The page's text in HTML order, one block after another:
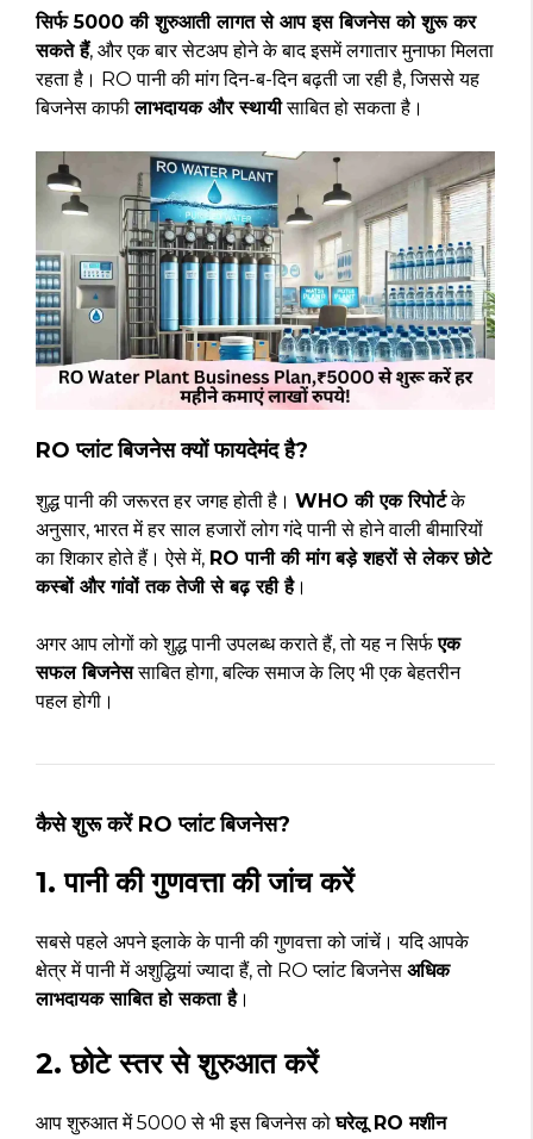
सिर्फ ₹5000 की शुरुआती लागत से आप इस बिजनेस को शुरू कर
सकते हैं, और एक बार सेटअप होने के बाद इसमें लगातार मुनाफा मिलता
रहता है। RO पानी की मांग दिन-ब-दिन बढ़ती जा रही है, जिससे यह
बिजनेस काफीलाभदायक और स्थायीसाबित हो सकता है।
RO प्लांट बिजनेस क्यों फायदेमंद है?
शुद्ध पानी की जरूरत हर जगह होती है। WHO की एक रिपोर्टके
अनुसार, भारत में हर साल हजारों लोग गंदे पानी से होने वाली बीमारियों
का शिकार होते हैं। ऐसे में, RO पानी की मांग बड़े शहरों से लेकर छोटे
कस्बों और गांवों तक तेजी से बढ़ रही है।
अगर आप लोगों को शुद्ध पानी उपलब्ध कराते हैं, तो यह न सिर्फएक
सफल बिजनेससाबित होगा, बल्कि समाज के लिए भी एक बेहतरीन
पहल होगी।
कैसे शुरू करें RO प्लांट बिजनेस?
1. पानी की गुणवत्ता की जांच करें
सबसे पहले अपने इलाके के पानी की गुणवत्ता को जांचें। यदि आपके
क्षेत्र में पानी में अशुद्धियां ज्यादा हैं, तो RO प्लांट बिजनेस अधिक
लाभदायक साबित हो सकता है।
2. छोटे स्तर से शुरुआत करें
आप शुरुआत में ₹5000 से भी इस बिजनेस कोघरेलू RO मशीन